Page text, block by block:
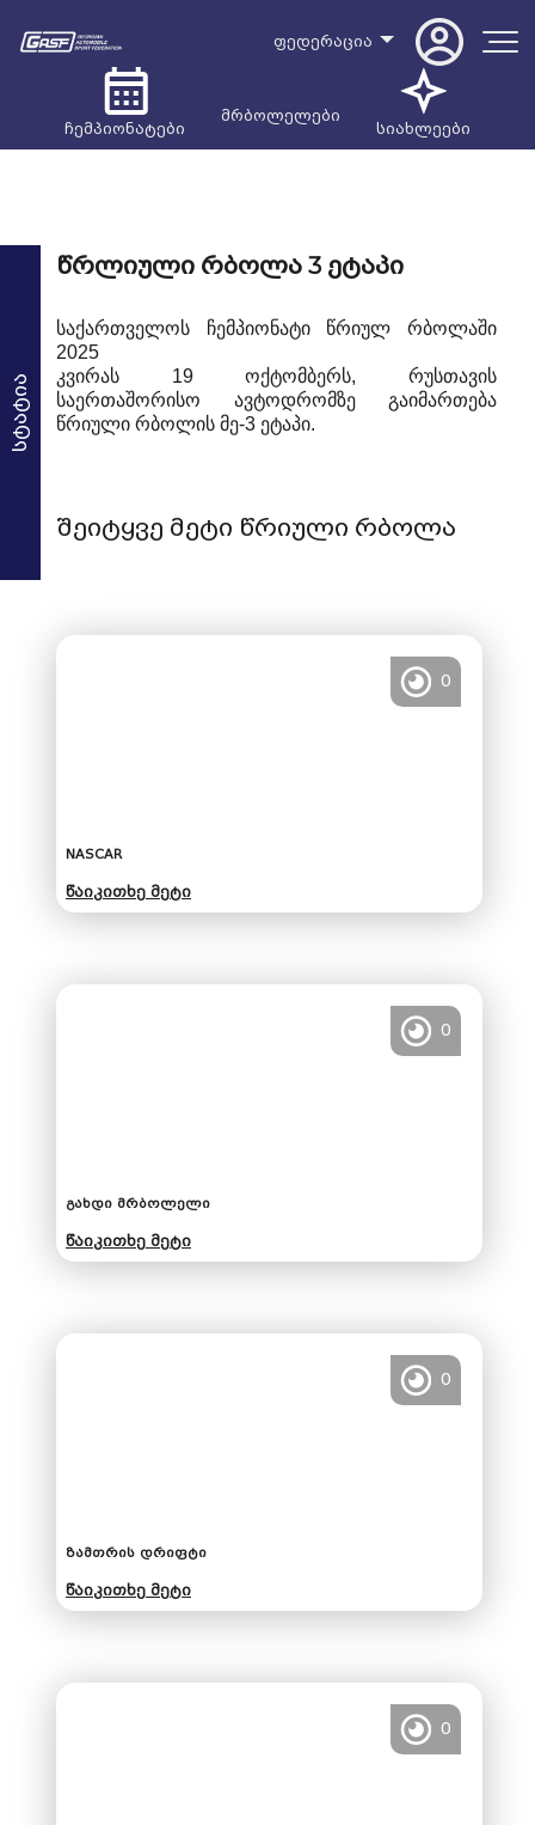
ფედერაცია
ჩემპიონატები
მრბოლელები
სიახლეები
სტატია
წრლიული რბოლა 3 ეტაპი
საქართველოს ჩემპიონატი წრიულ რბოლაში
2025
კვირას 19 ოქტომბერს, რუსთავის
საერთაშორისო ავტოდრომზე გაიმართება
წრიული რბოლის მე-3 ეტაპი.
შეიტყვე მეტი წრიული რბოლა
0
NASCAR
წაიკითხე მეტი
0
გახდი მრბოლელი
წაიკითხე მეტი
0
ზამთრის დრიფტი
წაიკითხე მეტი
0